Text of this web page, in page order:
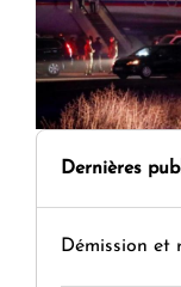
Dernières
Démission et